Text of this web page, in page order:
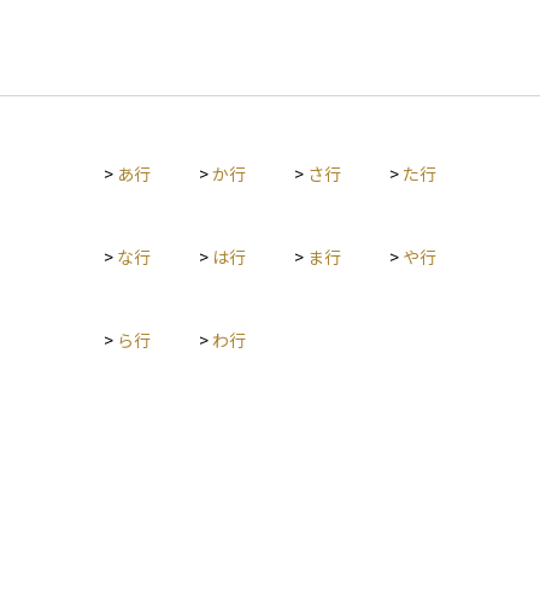
> あ行 >か行 > さ行 > た行
> な行 > は行 > ま行 > や行
> ら行 > わ行